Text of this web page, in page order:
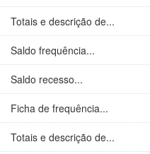
Totais e descrição de...
Saldo frequência...
Saldo recesso...
Ficha de frequência...
Totais e descrição de...